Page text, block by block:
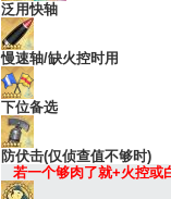
泛用快轴
慢速轴/缺火控时用
下位备选
防伏击(仅侦查值不够时)
若一个够肉了就+火控或